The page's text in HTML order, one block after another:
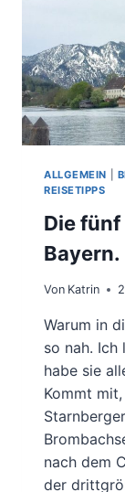
ALLGEMEIN
REISETIPPS
Die
Bayern.
Von Katrin
Warum in
so nah. Ich
habe sie
Kommt
nach dem
der